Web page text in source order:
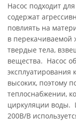
Насос подходит
содержат
повлиять на
в перекачиваемой
твердые тела,
вещества. Насос
эксплуатирования
высоких, поэтому
теплоснабжении,
циркуляции воды.
200B/B